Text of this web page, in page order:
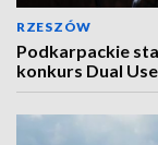
RZESZÓW
Podkarpackie
konkurs Dual